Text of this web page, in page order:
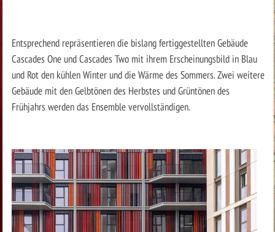
Entsprechend repräsentieren die bislang fertiggestellten Gebäude
Cascades One und Cascades Two mit ihrem Erscheinungsbild in Blau
und Rot den kühlen Winter und die Wärme des Sommers. Zwei weitere
Gebäude mit den Gelbtönen des Herbstes und Grüntönen des
Frühjahrs werden das Ensemble vervollständigen.